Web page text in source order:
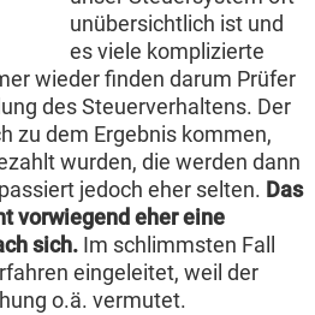
unübersichtlich ist und
es viele komplizierte
wieder finden darum Prüfer
des Steuerverhaltens. Der
zu dem Ergebnis kommen,
wurden, die werden dann
jedoch eher selten. Das
vorwiegend eher eine
sich. Im schlimmsten Fall
eingeleitet, weil der
o.ä. vermutet.